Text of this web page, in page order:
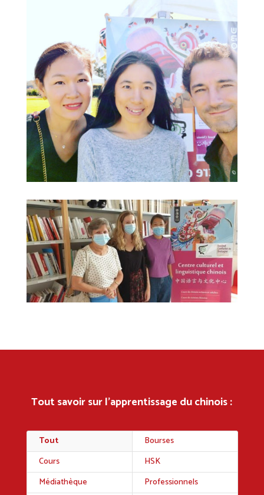
Tout savoir sur l’apprentissage du chinois :
Tout
Bourses
Cours
HSK
Médiathèque
Professionnels